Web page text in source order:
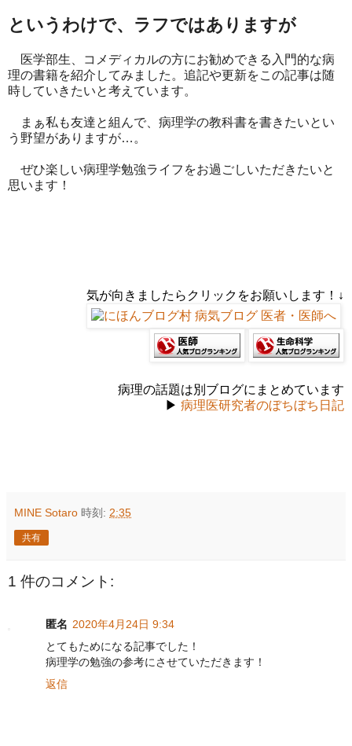
というわけで、ラフではありますが
医学部生、コメディカルの方にお勧めできる入門的な病
理の書籍を紹介してみました。追記や更新をこの記事は随
時していきたいと考えています。
まぁ私も友達と組んで、病理学の教科書を書きたいとい
う野望がありますが…。
ぜひ楽しい病理学勉強ライフをお過ごしいただきたいと
思います！
気が向きましたらクリックをお願いします！↓
病理の話題は別ブログにまとめています
▶ 病理医研究者のぼちぼち日記
MINE Sotaro 時刻: 2:35
共有
1 件のコメント:
匿名 2020年4月24日 9:34
とてもためになる記事でした！
病理学の勉強の参考にさせていただきます！
返信